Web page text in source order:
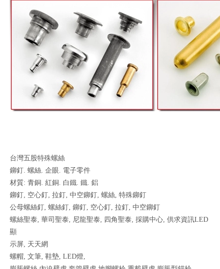
台灣五股特殊螺絲
鉚釘. 螺絲. 企眼. 電子零件
材質: 青銅. 紅銅. 白鐵. 鐵. 鋁
鉚釘, 空心釘, 拉釘, 中空鉚釘, 螺絲, 特殊鉚釘
公母螺絲釘, 螺絲釘, 鉚釘, 空心釘, 拉釘, 中空鉚釘
螺絲聖泰, 華司聖泰, 尼龍聖泰, 四角聖泰, 採購中心, 供求資訊LED
顯
示屏, 天天網
螺帽, 文筆, 鞋墊, LED燈,